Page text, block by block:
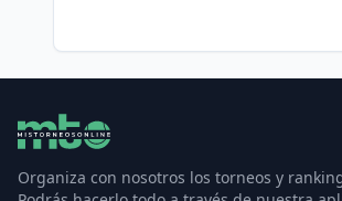
Organiza con nosotros los torneos y